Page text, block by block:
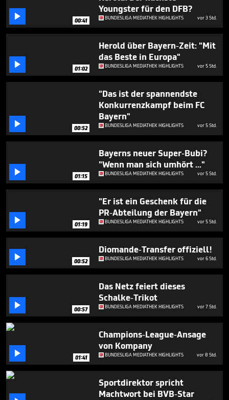
seconds
 00:41
Youngster für den DFB?
BUNDESLIGA MEDIATHEK HIGHLIGHTS vor 3 Std.
 01:02
Herold über Bayern-Zeit: "Mit
das Beste in Europa"
BUNDESLIGA MEDIATHEK HIGHLIGHTS vor 5 Std.
 00:52
"Das ist der spannendste
Konkurrenzkampf beim FC
Bayern"
BUNDESLIGA MEDIATHEK HIGHLIGHTS vor 5 Std.
 01:15
Bayerns neuer Super-Bubi?
"Wenn man sich umhört ..."
BUNDESLIGA MEDIATHEK HIGHLIGHTS vor 5 Std.
 01:19
"Er ist ein Geschenk für die
PR-Abteilung der Bayern"
BUNDESLIGA MEDIATHEK HIGHLIGHTS vor 5 Std.
 00:52
Diomande-Transfer offiziell!
BUNDESLIGA MEDIATHEK HIGHLIGHTS vor 6 Std.
 00:57
Das Netz feiert dieses
Schalke-Trikot
BUNDESLIGA MEDIATHEK HIGHLIGHTS vor 7 Std.
 01:41
Champions-League-Ansage
von Kompany
BUNDESLIGA MEDIATHEK HIGHLIGHTS vor 8 Std.
Sportdirektor spricht
Machtwort bei BVB-Star